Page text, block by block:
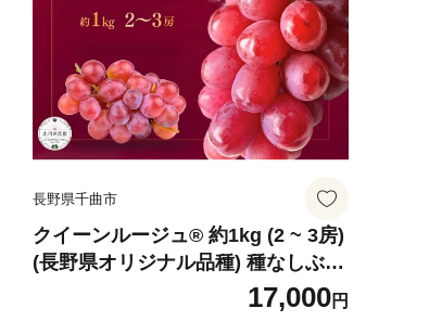
長野県千曲市
クイーンルージュ® 約1kg (2 ~ 3房)
(長野県オリジナル品種) 種なしぶど
う | 葡萄 グレープ 果物 フルーツ 1
キロ 信州ぶどう 信州葡萄 産地直送
17,000円